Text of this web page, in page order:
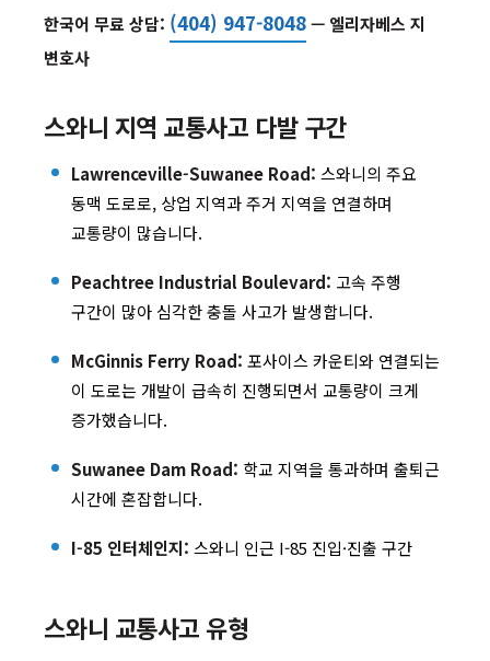
한국어 무료 상담: (404) 947-8048— 엘리자베스 지
변호사
스와니 지역 교통사고 다발 구간
Lawrenceville-Suwanee Road: 스와니의 주요
동맥 도로로, 상업 지역과 주거 지역을 연결하며
교통량이 많습니다.
Peachtree Industrial Boulevard: 고속 주행
구간이 많아 심각한 충돌 사고가 발생합니다.
McGinnis Ferry Road: 포사이스 카운티와 연결되는
이 도로는 개발이 급속히 진행되면서 교통량이 크게
증가했습니다.
Suwanee Dam Road: 학교 지역을 통과하며 출퇴근
시간에 혼잡합니다.
I-85 인터체인지: 스와니 인근 I-85 진입·진출 구간
스와니 교통사고 유형